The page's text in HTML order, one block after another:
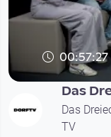
00:57:27
Das
Das
TV